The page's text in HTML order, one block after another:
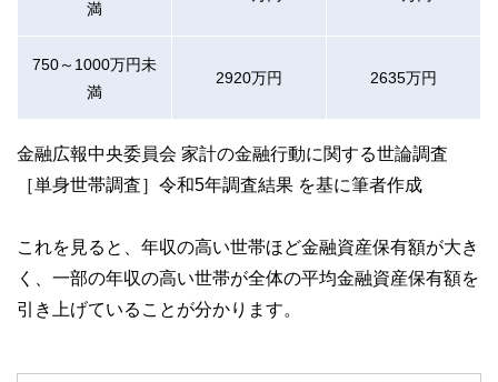
満
750～1000万円未
満
2920万円 2635万円
金融広報中央委員会 家計の金融行動に関する世論調査
［単身世帯調査］令和5年調査結果 を基に筆者作成
これを見ると、年収の高い世帯ほど金融資産保有額が大き
く、一部の年収の高い世帯が全体の平均金融資産保有額を
引き上げていることが分かります。